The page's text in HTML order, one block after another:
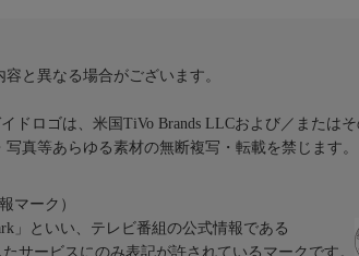
と異なる場合がございます。
ドロゴは、米国TiVo Brands LLCおよび／または
真等あらゆる素材の無断複写・転載を禁じます。
マーク）
」といい、テレビ番組の公式情報である
サービスにのみ表記が許されているマークです。